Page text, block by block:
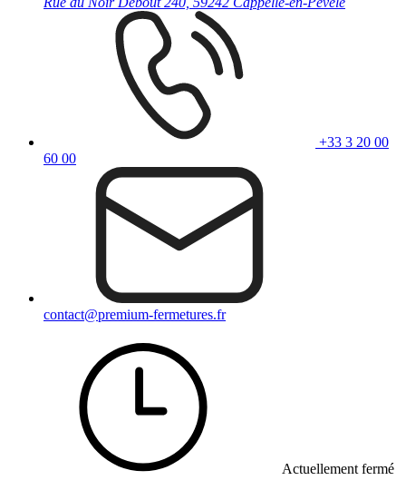
+33 3 20 00
60 00
contact@premium-fermetures.fr
Actuellement fermé